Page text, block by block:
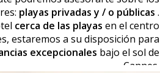
playas privadas y / o públicas .
cerca de las playas en el centro
estaremos a su disposición para
excepcionales bajo el sol de
Cannes.